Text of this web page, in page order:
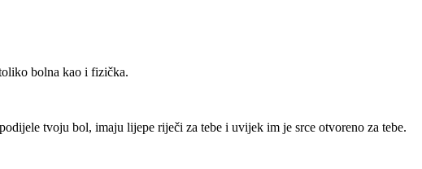
bolna kao i fizička.
tvoju bol, imaju lijepe riječi za tebe i uvijek im je srce otvoreno za tebe.